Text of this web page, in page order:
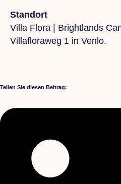
Standort
Villa Flora | Brightlands
Villafloraweg 1 in Venlo.
Teilen Sie diesen Beitrag: